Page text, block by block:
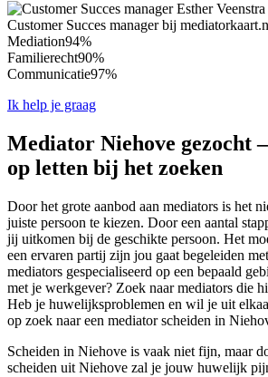
Customer Succes manager bij
Mediation94%
Familierecht90%
Communicatie97%
Ik help je graag
Mediator Niehove gezocht
op letten bij het zoeken
Door het grote aanbod aan mediators is het
juiste persoon te kiezen. Door een aantal
jij uitkomen bij de geschikte persoon. Het
een ervaren partij zijn jou gaat begeleiden
mediators gespecialiseerd op een bepaald
met je werkgever? Zoek naar mediators die
Heb je huwelijksproblemen en wil je uit
op zoek naar een mediator scheiden in
Scheiden in Niehove is vaak niet fijn, maar
scheiden uit Niehove zal je jouw huwelijk